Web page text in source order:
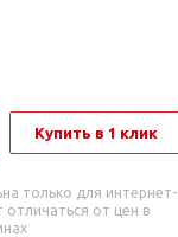
Купить в 1 клик
только для интернет-
от цен в